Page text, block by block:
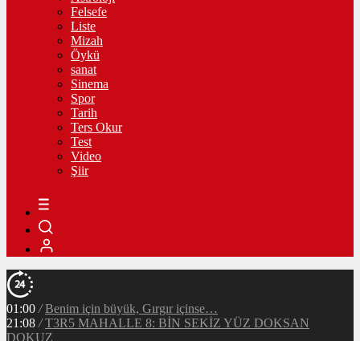
Felsefe
Liste
Mizah
Öykü
sanat
Sinema
Spor
Tarih
Ters Okur
Test
Video
Şiir
01:00 / Benim için büyük, Gırgır içinse…
21:08 / T3R5 MAHALLE 8: BİN SEKİZ YÜZ DOKSAN
DOKUZ